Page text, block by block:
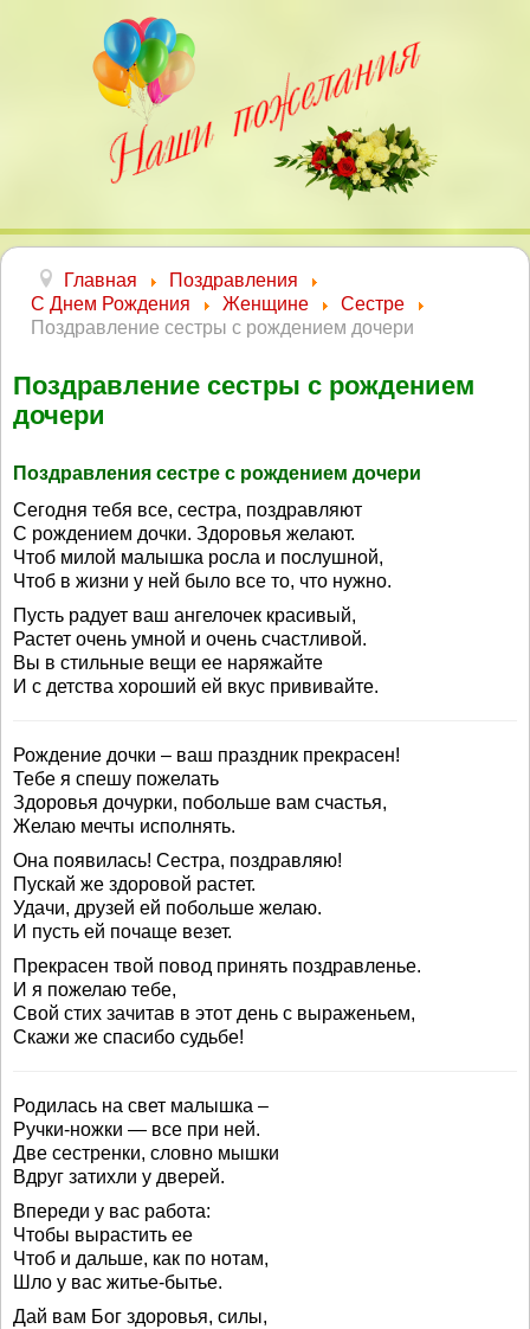
Главная
Поздравления
С Днем Рождения
Женщине
Сестре
Поздравление сестры с рождением дочери
Поздравление сестры с рождением
дочери
Поздравления сестре с рождением дочери
Сегодня тебя все, сестра, поздравляют
С рождением дочки. Здоровья желают.
Чтоб милой малышка росла и послушной,
Чтоб в жизни у ней было все то, что нужно.
Пусть радует ваш ангелочек красивый,
Растет очень умной и очень счастливой.
Вы в стильные вещи ее наряжайте
И с детства хороший ей вкус прививайте.
Рождение дочки – ваш праздник прекрасен!
Тебе я спешу пожелать
Здоровья дочурки, побольше вам счастья,
Желаю мечты исполнять.
Она появилась! Сестра, поздравляю!
Пускай же здоровой растет.
Удачи, друзей ей побольше желаю.
И пусть ей почаще везет.
Прекрасен твой повод принять поздравленье.
И я пожелаю тебе,
Свой стих зачитав в этот день с выраженьем,
Скажи же спасибо судьбе!
Родилась на свет малышка –
Ручки-ножки — все при ней.
Две сестренки, словно мышки
Вдруг затихли у дверей.
Впереди у вас работа:
Чтобы вырастить ее
Чтоб и дальше, как по нотам,
Шло у вас житье-бытье.
Дай вам Бог здоровья, силы,